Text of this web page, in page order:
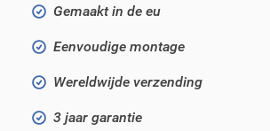
Gemaakt in de eu
Eenvoudige montage
Wereldwijde verzending
3 jaar garantie